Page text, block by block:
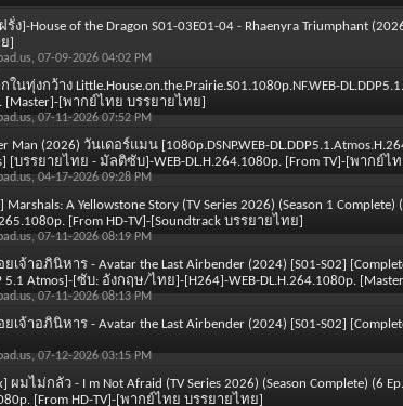
รั่ง]-House of the Dragon S01-03E01-04 - Rhaenyra Triumphant
]
, 07-09-2026 04:02 PM
นทุ่งกว้าง Little.House.on.the.Prairie.S01.1080p.NF.WEB-
[Master]-[พากย์ไทย บรรยายไทย]
, 07-11-2026 07:52 PM
Man (2026) วันเดอร์แมน [1080p.DSNP.WEB-
[บรรยายไทย - มัลติซับ]-WEB-DL.H.264.1080p. [From TV]-[พากย์ไ
, 04-17-2026 09:28 PM
Marshals: A Yellowstone Story (TV Series 2026) (Season 1
[From HD-TV]-[Soundtrack บรรยายไทย]
, 07-11-2026 08:19 PM
เจ้าอภินิหาร - Avatar the Last Airbender (2024) [S01-S02]
5.1 Atmos]-[ซับ: อังกฤษ/ไทย]-[H264]-WEB-DL.H.264.1080p.
, 07-11-2026 08:13 PM
เจ้าอภินิหาร - Avatar the Last Airbender (2024) [S01-S02]
, 07-12-2026 03:15 PM
ผมไม่กลัว - I m Not Afraid (TV Series 2026) (Season Complete) (6
[From HD-TV]-[พากย์ไทย บรรยายไทย]